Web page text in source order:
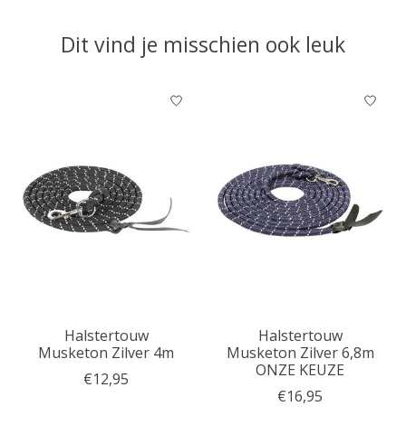
Dit vind je misschien ook leuk
Items van productcarrousel
Halstertouw
Musketon Zilver 4m
€12,95
Halstertouw
Musketon Zilver 6,8m
ONZE KEUZE
€16,95